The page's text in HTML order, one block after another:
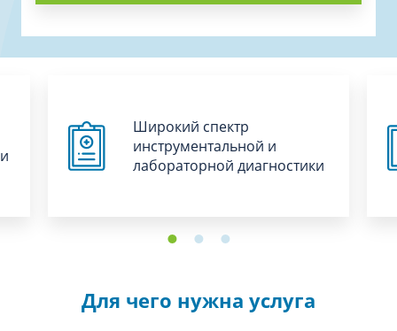
Широкий спектр
инструментальной и
лабораторной диагностики
Для чего нужна услуга